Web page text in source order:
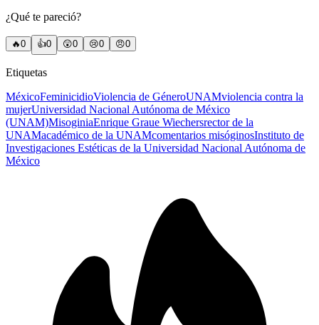
¿Qué te pareció?
🔥0 👍0 😲0 😢0 😠0
Etiquetas
MéxicoFeminicidioViolencia de GéneroUNAMviolencia contra la
mujerUniversidad Nacional Autónoma de México
(UNAM)MisoginiaEnrique Graue Wiechersrector de la
UNAMacadémico de la UNAMcomentarios misóginosInstituto de
Investigaciones Estéticas de la Universidad Nacional Autónoma de
México